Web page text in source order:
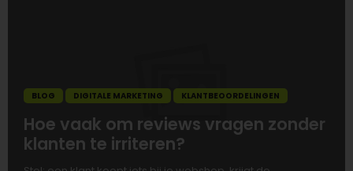
BLOG DIGITALE MARKETING KLANTBEOORDELINGEN
Hoe vaak om reviews vragen zonder
klanten te irriteren?